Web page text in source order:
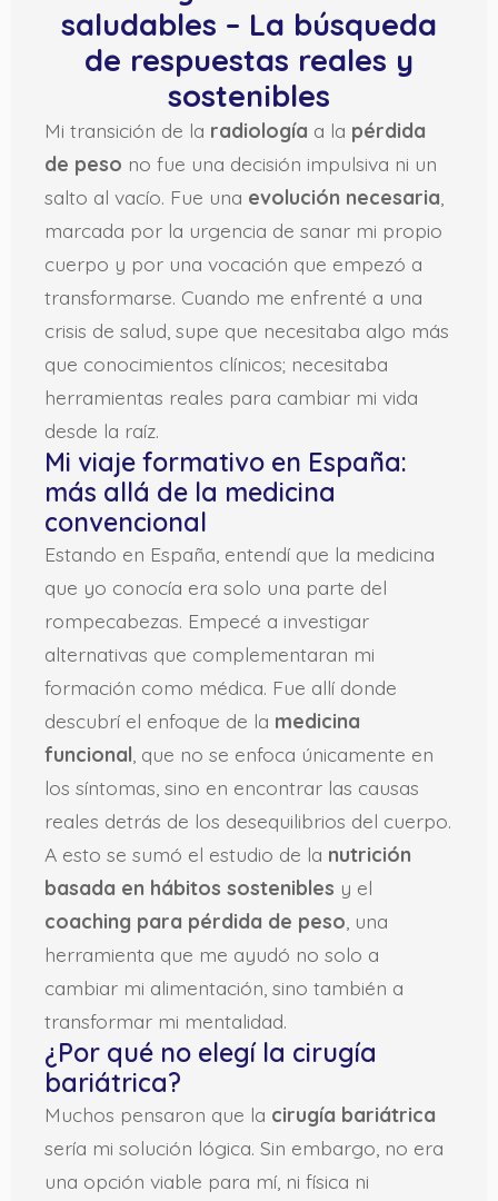
saludables – La búsqueda
de respuestas reales y
sostenibles
Mi transición de la radiología a la pérdida
de peso no fue una decisión impulsiva ni un
salto al vacío. Fue una evolución necesaria
marcada por la urgencia de sanar mi propio
cuerpo y por una vocación que empezó a
transformarse. Cuando me enfrenté a una
crisis de salud, supe que necesitaba algo más
que conocimientos clínicos; necesitaba
herramientas reales para cambiar mi vida
desde la raíz.
Mi viaje formativo en España:
más allá de la medicina
convencional
Estando en España, entendí que la medicina
que yo conocía era solo una parte del
rompecabezas. Empecé a investigar
alternativas que complementaran mi
formación como médica. Fue allí donde
descubrí el enfoque de la medicina
funcional , que no se enfoca únicamente en
los síntomas, sino en encontrar las causas
reales detrás de los desequilibrios del cuerpo.
A esto se sumó el estudio de la nutrición
basada en hábitos sostenibles y el
coaching para pérdida de peso , una
herramienta que me ayudó no solo a
cambiar mi alimentación, sino también a
transformar mi mentalidad.
¿Por qué no elegí la cirugía
bariátrica?
Muchos pensaron que la cirugía bariátrica
sería mi solución lógica. Sin embargo, no era
una opción viable para mí, ni física ni